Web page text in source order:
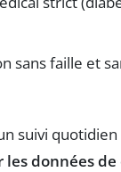
sans faille et
suivi
données